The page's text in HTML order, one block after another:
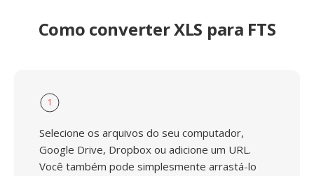
Como converter XLS para FTS
1
Selecione os arquivos do seu computador,
Google Drive, Dropbox ou adicione um URL.
Você também pode simplesmente arrastá-lo